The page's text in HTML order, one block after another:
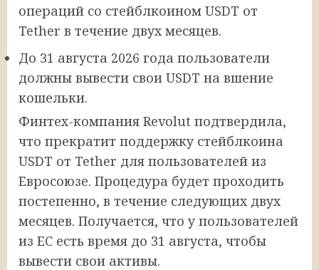
операций со стейблкоином USDT от
Tether в течение двух месяцев.
До 31 августа 2026 года пользователи
должны вывести свои USDT на вшение
кошельки.
Финтех-компания Revolut подтвердила,
что прекратит поддержку стейблкоина
USDT от Tether для пользователей из
Евросоюзе. Процедура будет проходить
постепенно, в течение следующих двух
месяцев. Получается, что у пользователей
из ЕС есть время до 31 августа, чтобы
вывести свои активы.